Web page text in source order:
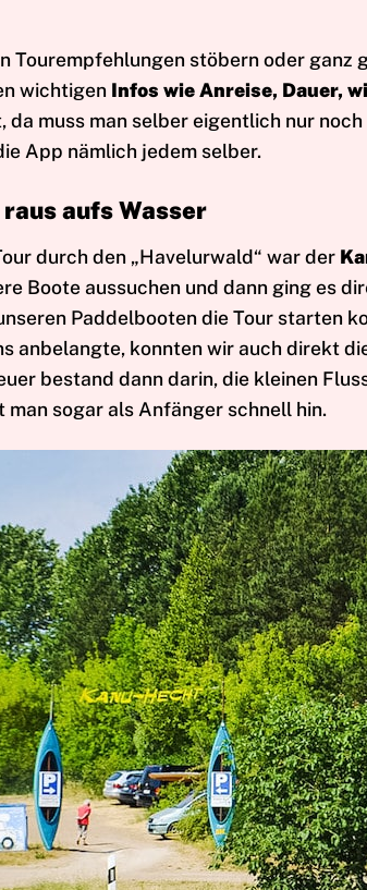
Tourempfehlungen stöbern oder
wichtigen Infos wie Anreise, Dauer,
da muss man selber eigentlich nur
App nämlich jedem selber.
aufs Wasser
durch den „Havelurwald“ war der
Boote aussuchen und dann ging es
Paddelbooten die Tour starten
anbelangte, konnten wir auch direkt
bestand dann darin, die kleinen
sogar als Anfänger schnell hin.